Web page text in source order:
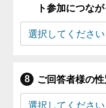
ト参加につな
ご回答者様の性